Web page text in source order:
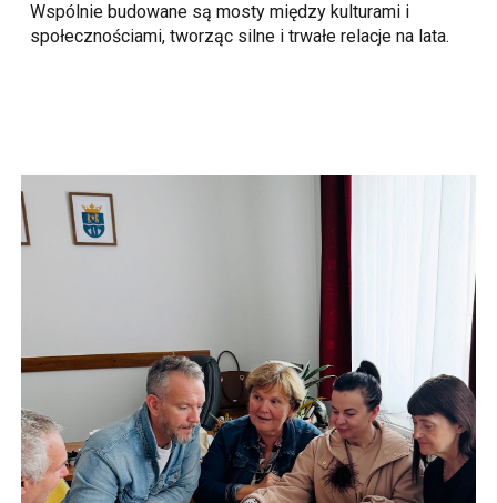
Wspólnie budowane są mosty między kulturami i
społecznościami, tworząc silne i trwałe relacje na lata.